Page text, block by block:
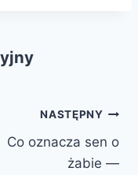
NASTĘPNY
Co oznacza sen o
żabie —